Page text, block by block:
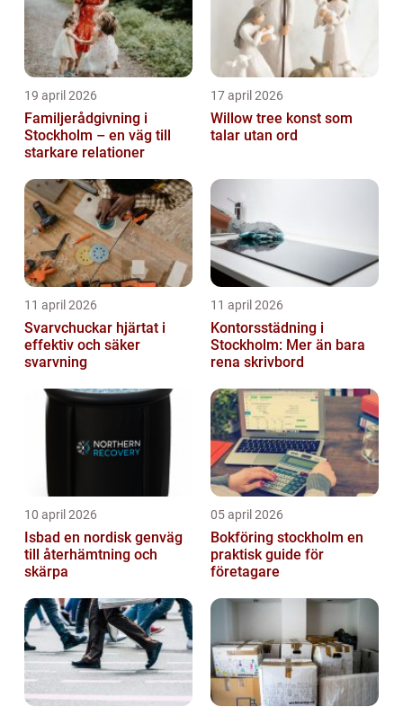
19 april 2026
Familjerådgivning i
Stockholm – en väg till
starkare relationer
17 april 2026
Willow tree konst som
talar utan ord
11 april 2026
Svarvchuckar hjärtat i
effektiv och säker
svarvning
11 april 2026
Kontorsstädning i
Stockholm: Mer än bara
rena skrivbord
10 april 2026
Isbad en nordisk genväg
till återhämtning och
skärpa
05 april 2026
Bokföring stockholm en
praktisk guide för
företagare